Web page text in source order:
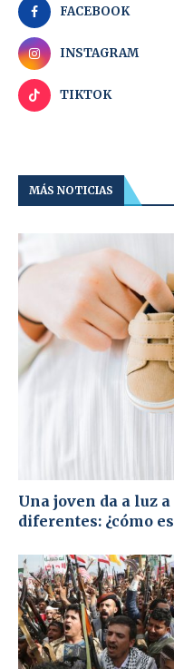
FACEBOOK
INSTAGRAM
TIKTOK
MÁS NOTICIAS
Una joven da a luz
diferentes: ¿cómo